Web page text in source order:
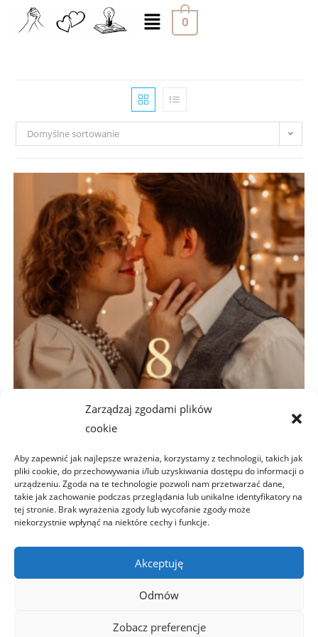
Zarządzaj zgodami plików
cookie
Aby zapewnić jak najlepsze wrażenia, korzystamy z technologii, takich jak
pliki cookie, do przechowywania i/lub uzyskiwania dostępu do informacji o
urządzeniu. Zgoda na te technologie pozwoli nam przetwarzać dane,
takie jak zachowanie podczas przeglądania lub unikalne identyfikatory na
tej stronie. Brak wyrażenia zgody lub wycofanie zgody może
niekorzystnie wpłynąć na niektóre cechy i funkcje.
Akceptuję
Odmów
Zobacz preferencje
0
Domyślne sortowanie
Ebook
E-book 8 kroków do pogłębienia relacji małżeńskiej
Dodaj do koszyka